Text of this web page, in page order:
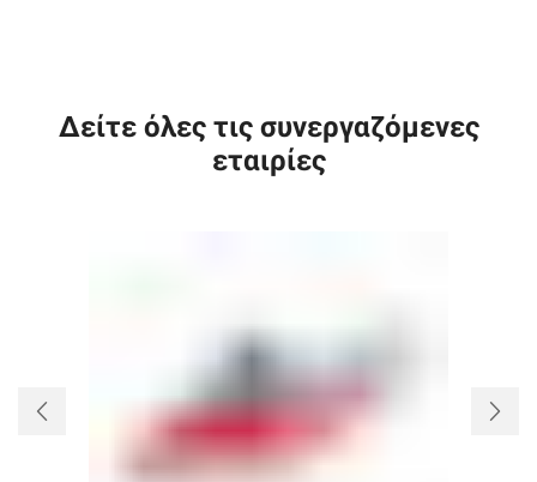
Δείτε όλες τις συνεργαζόμενες
εταιρίες